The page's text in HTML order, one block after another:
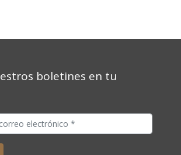
boletines en tu